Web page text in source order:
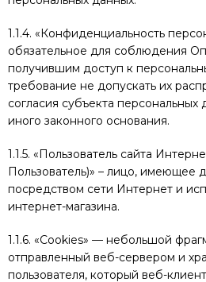
1.1.4. «Конфиденциальность
обязательное для соблюдения
получившим доступ к
требование не допускать их
согласия субъекта персональных
иного законного основания.
1.1.5. «Пользователь сайта
Пользователь)» – лицо, имеющее
посредством сети Интернет и
интернет-магазина.
1.1.6. «Cookies» — небольшой
отправленный веб-сервером и
пользователя, который веб-